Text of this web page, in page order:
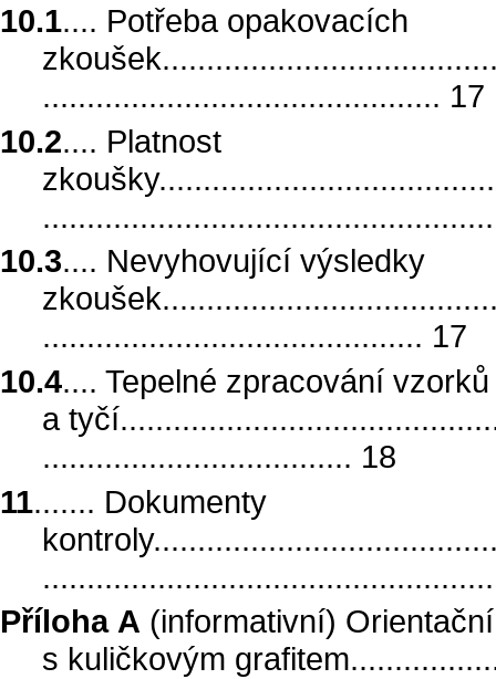
10.1.... Potřeba opakovacích
............................................. 17
10.2.... Platnost
10.3.... Nevyhovující výsledky
........................................... 17
10.4.... Tepelné zpracování vzorků
a
................................... 18
11....... Dokumenty
Příloha A (informativní)
s kuličkovým